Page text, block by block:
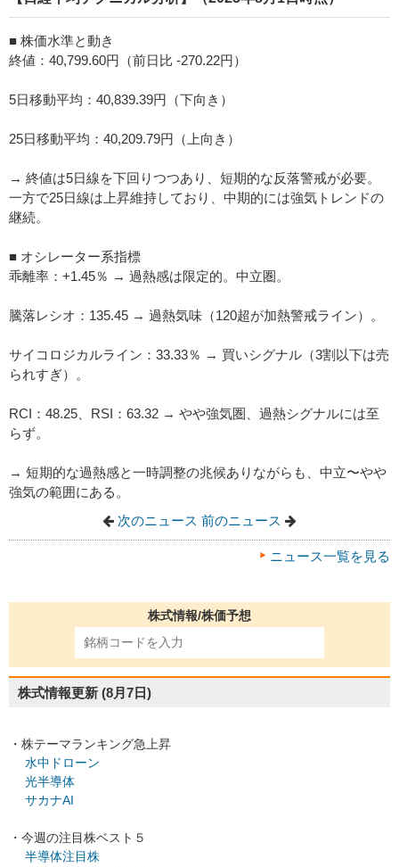
■ 株価水準と動き
終値：40,799.60円（前日比 -270.22円）
5日移動平均：40,839.39円（下向き）
25日移動平均：40,209.79円（上向き）
→ 終値は5日線を下回りつつあり、短期的な反落警戒が必要。
一方で25日線は上昇維持しており、中期的には強気トレンドの
継続。
■ オシレーター系指標
乖離率：+1.45％ → 過熱感は限定的。中立圏。
騰落レシオ：135.45 → 過熱気味（120超が加熱警戒ライン）。
サイコロジカルライン：33.33％ → 買いシグナル（3割以下は売
られすぎ）。
RCI：48.25、RSI：63.32 → やや強気圏、過熱シグナルには至
らず。
→ 短期的な過熱感と一時調整の兆候ありながらも、中立〜やや
強気の範囲にある。
次のニュース 前のニュース
ニュース一覧を見る
株式情報/株価予想
株式情報更新 (8月7日)
・株テーマランキング急上昇
水中ドローン
光半導体
サカナAI
・今週の注目株ベスト５
半導体注目株